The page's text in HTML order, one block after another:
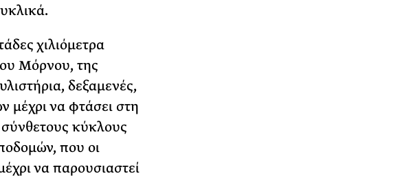
χιλιόμετρα
Μόρνου, της
δεξαμενές,
μέχρι να φτάσει στη
κύκλους
που οι
να παρουσιαστεί